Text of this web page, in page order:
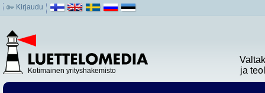
Kirjaudu
Kotimainen yrityshakemisto
ja